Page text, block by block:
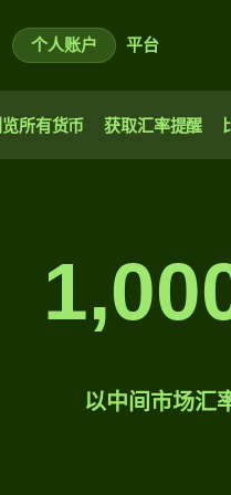
个人账户 平台
所有货币 获取汇率提醒
以中间市场汇